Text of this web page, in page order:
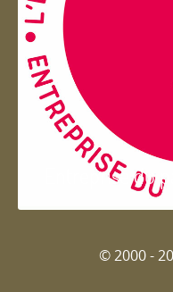
Entreprise du
© 2000 -